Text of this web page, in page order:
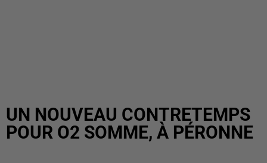
UN NOUVEAU CONTRETEMPS
POUR O2 SOMME, À PÉRONNE